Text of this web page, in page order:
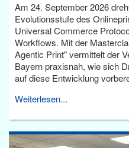
Am 24. September 2026
Evolutionsstufe des
Universal Commerce
Workflows. Mit der
Agentic Print" vermittelt der
Bayern praxisnah, wie sich
auf diese Entwicklung
Weiterlesen...